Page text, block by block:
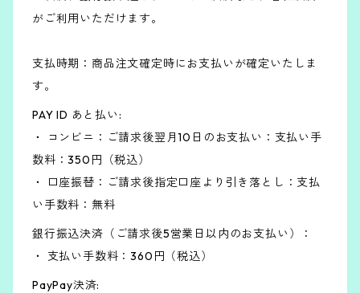
がご利用いただけます。
支払時期：商品注文確定時にお支払いが確定いたしま
す。
PAY ID あと払い:
・ コンビニ：ご請求後翌月10日のお支払い：支払い手
数料：350円（税込）
・ 口座振替：ご請求後指定口座より引き落とし：支払
い手数料：無料
銀行振込決済（ご請求後5営業日以内のお支払い）：
・ 支払い手数料：360円（税込）
PayPay決済: